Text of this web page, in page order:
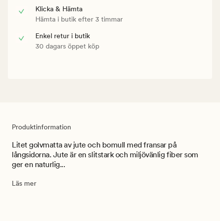
Klicka & Hämta
Hämta i butik efter 3 timmar
Enkel retur i butik
30 dagars öppet köp
Produktinformation
Litet golvmatta av jute och bomull med fransar på
långsidorna. Jute är en slitstark och miljövänlig fiber som
ger en naturlig...
Läs mer